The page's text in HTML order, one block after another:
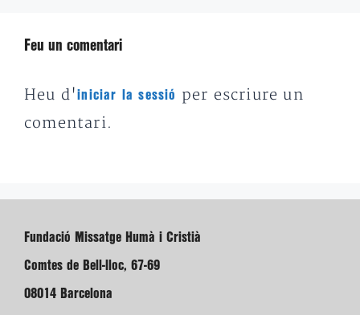
Feu un comentari
Heu d'iniciar la sessió
per escriure un
comentari.
Fundació Missatge Humà i Cristià
Comtes de Bell-lloc, 67-69
08014 Barcelona